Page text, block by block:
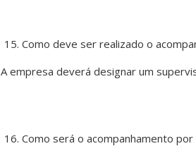
Como deve ser realizado o
A empresa deverá designar um
Como será o acompanhamento por